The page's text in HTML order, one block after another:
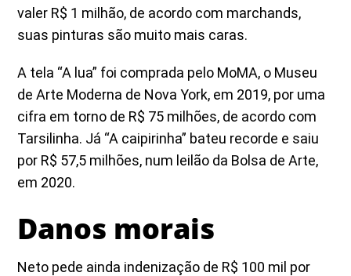
valer R$ 1 milhão, de acordo com marchands,
suas pinturas são muito mais caras.
A tela “A lua” foi comprada pelo MoMA, o Museu
de Arte Moderna de Nova York, em 2019, por uma
cifra em torno de R$ 75 milhões, de acordo com
Tarsilinha. Já “A caipirinha” bateu recorde e saiu
por R$ 57,5 milhões, num leilão da Bolsa de Arte,
em 2020.
Danos morais
Neto pede ainda indenização de R$ 100 mil por